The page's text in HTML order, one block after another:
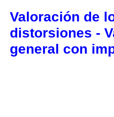
Valoración de
distorsiones -
general con